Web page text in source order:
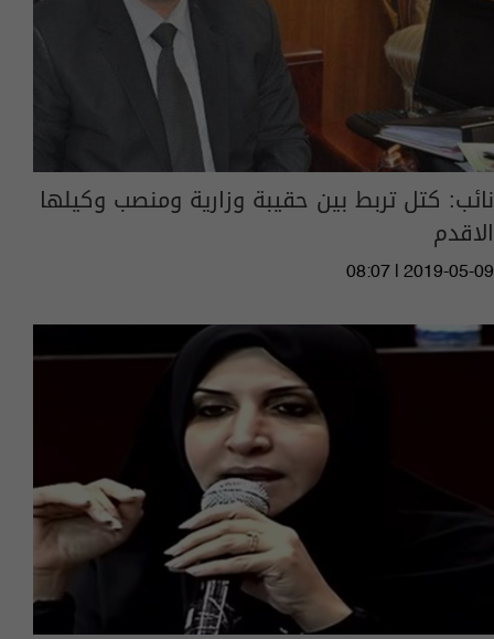
نائب: كتل تربط بين حقيبة وزارية ومنصب وكيلها
الاقدم
08:07 | 2019-05-09